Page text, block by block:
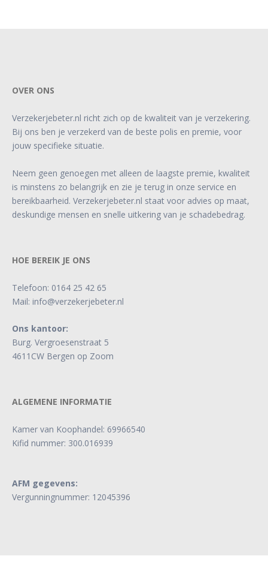
OVER ONS
Verzekerjebeter.nl richt zich op de kwaliteit van je verzekering.
Bij ons ben je verzekerd van de beste polis en premie, voor
jouw specifieke situatie.
Neem geen genoegen met alleen de laagste premie, kwaliteit
is minstens zo belangrijk en zie je terug in onze service en
bereikbaarheid. Verzekerjebeter.nl staat voor advies op maat,
deskundige mensen en snelle uitkering van je schadebedrag.
HOE BEREIK JE ONS
Telefoon: 0164 25 42 65
Mail: info@verzekerjebeter.nl
Ons kantoor:
Burg. Vergroesenstraat 5
4611CW Bergen op Zoom
ALGEMENE INFORMATIE
Kamer van Koophandel: 69966540
Kifid nummer: 300.016939
AFM gegevens:
Vergunningnummer: 12045396